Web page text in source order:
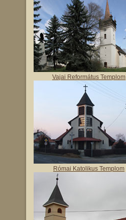
Vajai Református Templom
Római Katolikus Templom